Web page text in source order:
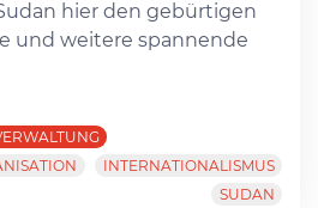
hier den gebürtigen
und weitere spannende
INTERNATIONALISMUS
SUDAN